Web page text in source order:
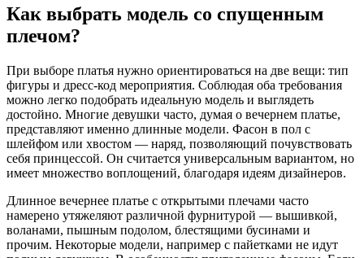
Как выбрать модель со спущенным
плечом?
При выборе платья нужно ориентироваться на две вещи: тип
фигуры и дресс-код мероприятия. Соблюдая оба требования
можно легко подобрать идеальную модель и выглядеть
достойно. Многие девушки часто, думая о вечернем платье,
представляют именно длинные модели. Фасон в пол с
шлейфом или хвостом — наряд, позволяющий почувствовать
себя принцессой. Он считается универсальным вариантом, но
имеет множество воплощений, благодаря идеям дизайнеров.
Длинное вечернее платье с открытыми плечами часто
намерено утяжеляют различной фурнитурой — вышивкой,
воланами, пышным подолом, блестящими бусинами и
прочим. Некоторые модели, например с пайетками не идут